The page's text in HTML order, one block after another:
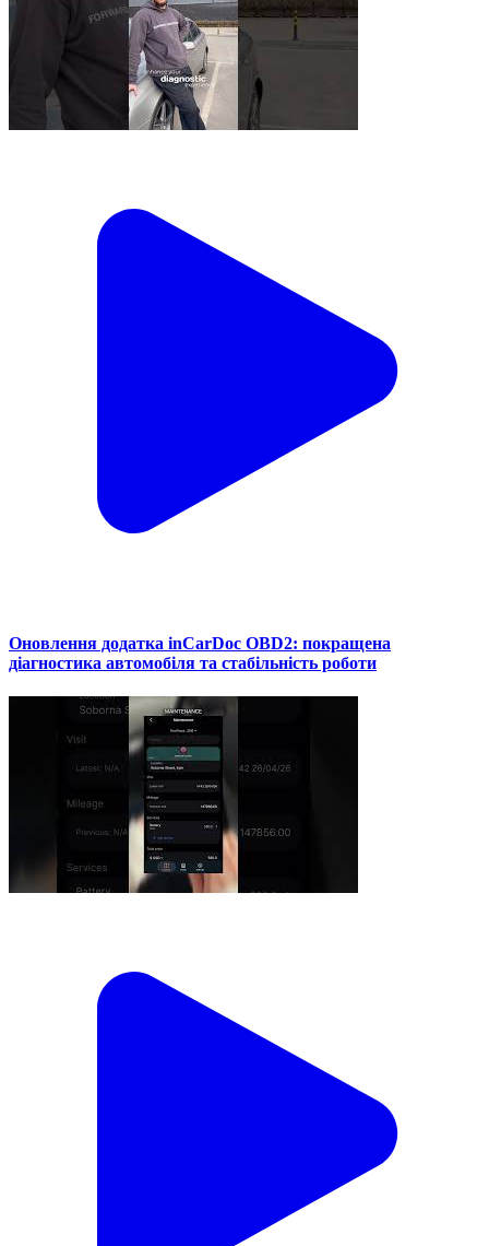
Оновлення додатка inCarDoc OBD2: покращена
діагностика автомобіля та стабільність роботи